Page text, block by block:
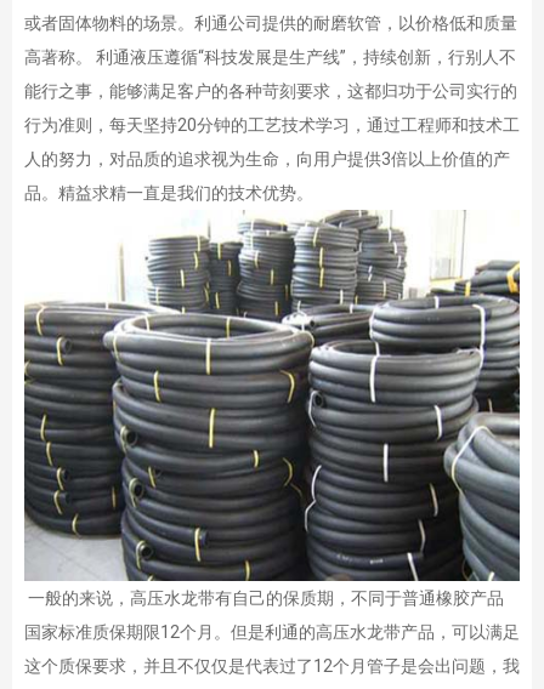
或者固体物料的场景。利通公司提供的耐磨软管，以价格低和质量
高著称。 利通液压遵循“科技发展是生产线”，持续创新，行别人不
能行之事，能够满足客户的各种苛刻要求，这都归功于公司实行的
行为准则，每天坚持20分钟的工艺技术学习，通过工程师和技术工
人的努力，对品质的追求视为生命，向用户提供3倍以上价值的产
品。精益求精一直是我们的技术优势。
一般的来说，高压水龙带有自己的保质期，不同于普通橡胶产品
国家标准质保期限12个月。但是利通的高压水龙带产品，可以满足
这个质保要求，并且不仅仅是代表过了12个月管子是会出问题，我